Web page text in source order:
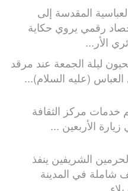
المقدسة إلى
رقمي يروي حكاية
الأر...
ليلة الجمعة عند مرقد
(عليه السلام)...
خدمات مركز الثقافة
الأربعين ...
الشريفين ينفذ
شاملة في المدينة